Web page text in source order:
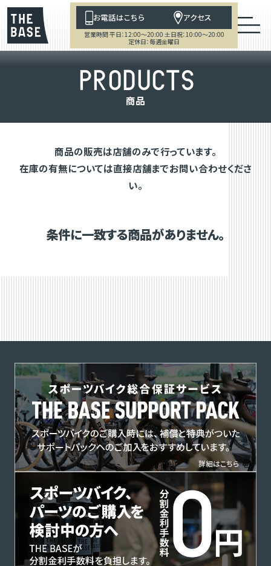
お電話はこちら アクセス
営業時間 平日：12:00～20:00 土日祝：10:00～20:00
定休日：毎週金曜日
PRODUCTS
商品
商品の販売は店舗のみで行っています。
在庫の有無については直接店舗までお問い合わせくださ
い。
条件に一致する商品がありません。